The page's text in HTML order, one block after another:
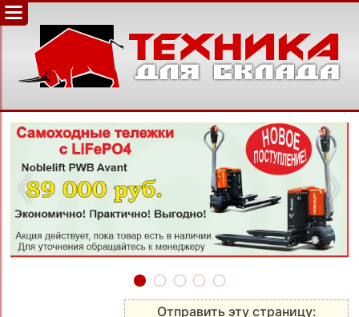
‹ ›
Отправить эту страницу: